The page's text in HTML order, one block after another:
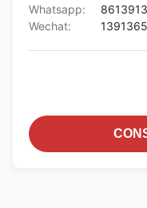
Whatsapp:
Wechat: